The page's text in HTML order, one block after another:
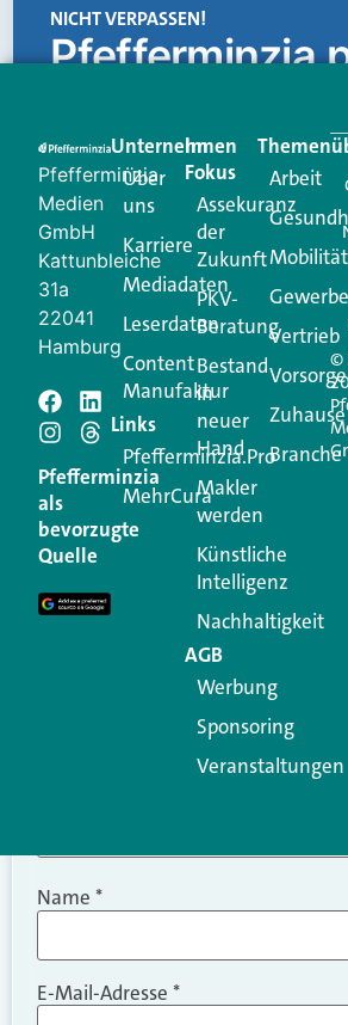
NICHT VERPASSEN!
Creator für Ihre
Ihren Vertriebsalltag leichter
Login.
Jetzt anmelden
Schreiben Sie
Kommentar
Ihre E-Mail-Adresse wird nicht
Erforderliche Felder sind mit
Kommentar
Name *
E-Mail-Adresse *
Pfefferminzia
Medien
GmbH
Kattunbleiche
31a
22041
Hamburg
Pfefferminzia
als
bevorzugte
Quelle
Unternehmen
Über
uns
Karriere
Mediadaten
Leserdaten
Content
Manufaktur
Links
Pfefferminzia.Pro
MehrCura
Im
Fokus
Assekuranz
der
Zukunft
PKV-
Beratung
Bestand
in
neuer
Hand
Makler
werden
Künstliche
Intelligenz
Nachhaltigkeit
AGB
Werbung
Sponsoring
Veranstaltungen
Arbeit
Mobilität
Gewerbe
Vertrieb
Vorsorge
Zuhause
Branche
©